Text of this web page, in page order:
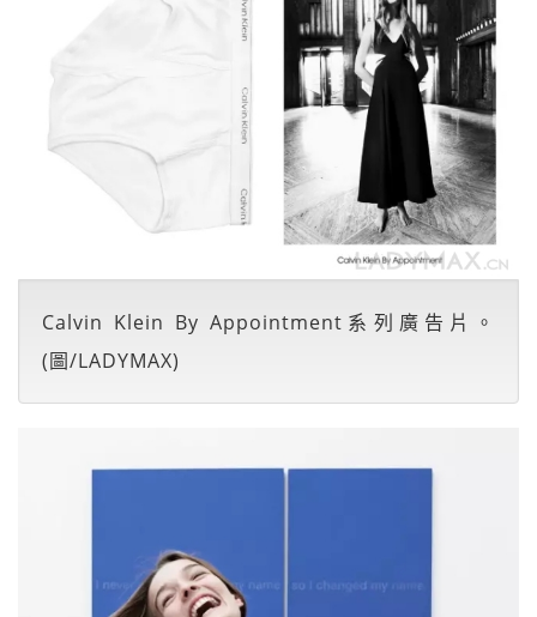
Calvin Klein By Appointment系列廣告片。
(圖/LADYMAX)